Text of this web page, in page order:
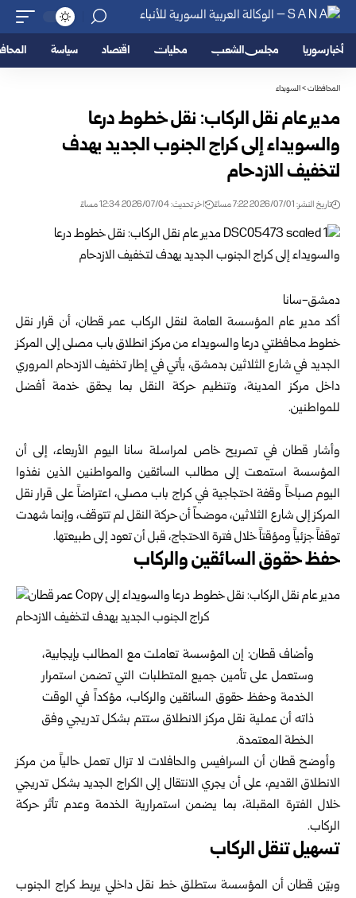
أخبار سوريا مجلس الشعب محليات اقتصاد سياسة
المحافظات>السويداء
مدير عام نقل الركاب: نقل خطوط درعا
والسويداء إلى كراج ‏الجنوب الجديد يهدف
لتخفيف الازدحام
تاريخ النشر: 2026/07/01 7:22 مساءً اخر تحديث: 2026/07/04 12:34 مساءً
دمشق-سانا‏
أكد مدير عام المؤسسة العامة لنقل الركاب عمر قطان، أن قرار ‏نقل
خطوط محافظتي درعا والسويداء من مركز انطلاق باب ‏مصلى إلى المركز
الجديد في شارع الثلاثين بدمشق، يأتي في ‏إطار تخفيف الازدحام المروري
داخل مركز المدينة، وتنظيم ‏حركة النقل بما يحقق خدمة أفضل
للمواطنين‎.‎
وأشار قطان في تصريح خاص لمراسلة سانا اليوم الأربعاء، ‏إلى أن
المؤسسة استمعت إلى مطالب السائقين والمواطنين الذين ‏نفذوا
اليوم صباحاً وقفة احتجاجية في كراج باب مصلى، ‏اعتراضاً على قرار نقل
المركز إلى شارع الثلاثين، موضحاً أن ‏حركة النقل لم تتوقف، وإنما شهدت
توقفاً جزئياً ومؤقتاً خلال ‏فترة الاحتجاج، قبل أن تعود إلى طبيعتها‎.‎
حفظ حقوق السائقين والركاب
وأضاف قطان: إن المؤسسة تعاملت مع المطالب بإيجابية،
‏وستعمل على تأمين جميع المتطلبات التي تضمن استمرار
‏الخدمة وحفظ حقوق السائقين والركاب، مؤكداً في الوقت
ذاته ‏أن عملية نقل مركز الانطلاق ستتم بشكل تدريجي وفق
الخطة ‏المعتمدة‎.‎
‎ ‎وأوضح قطان أن السرافيس والحافلات لا تزال تعمل حالياً من ‏مركز
الانطلاق القديم، على أن يجري الانتقال إلى الكراج ‏الجديد بشكل تدريجي
خلال الفترة المقبلة، بما يضمن استمرارية ‏الخدمة وعدم تأثر حركة
الركاب‎.‎
تسهيل تنقل الركاب
وبيّن قطان أن المؤسسة ستطلق خط نقل داخلي يربط كراج ‏الجنوب